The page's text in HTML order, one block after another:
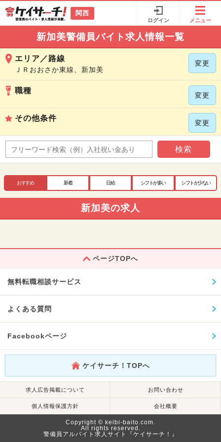
関西
ログイン メニュー
新加美警備員バイト求人情報一覧
エリア／路線
ＪＲおおさか東線、新加美
変更
職種
変更
その他条件
変更
検索
おすすめ 新着 日給 シフトが多い シフトが少ない
新加美の求人
ページTOPへ
無料転職相談サービス
よくある質問
Facebookページ
ケイサーチ！TOPへ
求人広告掲載について お問い合わせ
個人情報保護方針 会社概要
Copyright © keibi-baito.com.
All rights reserved.
警備員アルバイト求人サイト『ケイサーチ！』